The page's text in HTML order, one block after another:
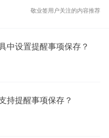
敬业签用户关注的内容推荐
中设置提醒事项保存？
持提醒事项保存？